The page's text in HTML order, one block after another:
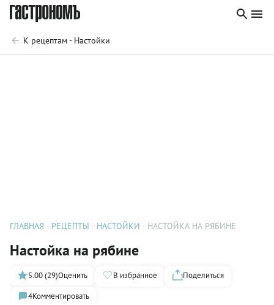
К рецептам - Настойки
ГЛАВНАЯ РЕЦЕПТЫ НАСТОЙКИ НАСТОЙКА НА РЯБИНЕ
Настойка на рябине
5.00 (29)Оценить В избранное
Поделиться
4Комментировать